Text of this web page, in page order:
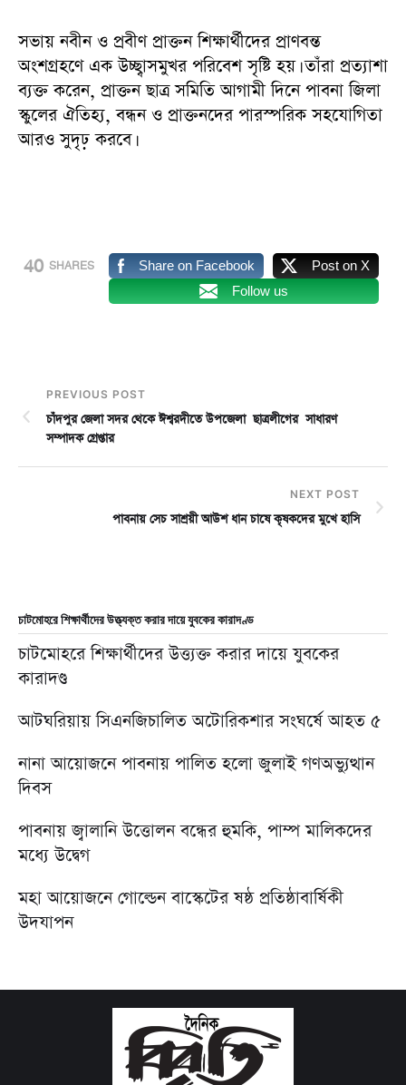
সভায় নবীন ও প্রবীণ প্রাক্তন শিক্ষার্থীদের প্রাণবন্ত
অংশগ্রহণে এক উচ্ছ্বাসমুখর পরিবেশ সৃষ্টি হয়। তাঁরা প্রত্যাশা
ব্যক্ত করেন, প্রাক্তন ছাত্র সমিতি আগামী দিনে পাবনা জিলা
স্কুলের ঐতিহ্য, বন্ধন ও প্রাক্তনদের পারস্পরিক সহযোগিতা
আরও সুদৃঢ় করবে।
40 SHARES Share on Facebook
Post on X
Follow us
PREVIOUS POST
চাঁদপুর জেলা সদর থেকে ঈশ্বরদীতে উপজেলা ছাত্রলীগের সাধারণ
সম্পাদক গ্রেপ্তার
NEXT POST
পাবনায় সেচ সাশ্রয়ী আউশ ধান চাষে কৃষকদের মুখে হাসি
চাটমোহরে শিক্ষার্থীদের উত্ত্যক্ত করার দায়ে যুবকের কারাদণ্ড
চাটমোহরে শিক্ষার্থীদের উত্ত্যক্ত করার দায়ে যুবকের
কারাদণ্ড
আটঘরিয়ায় সিএনজিচালিত অটোরিকশার সংঘর্ষে আহত ৫
নানা আয়োজনে পাবনায় পালিত হলো জুলাই গণঅভ্যুত্থান
দিবস
পাবনায় জ্বালানি উত্তোলন বন্ধের হুমকি, পাম্প মালিকদের
মধ্যে উদ্বেগ
মহা আয়োজনে গোল্ডেন বাস্কেটের ষষ্ঠ প্রতিষ্ঠাবার্ষিকী
উদযাপন